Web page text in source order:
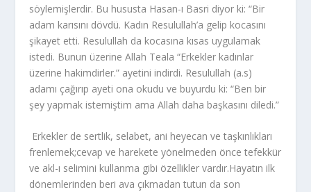
söylemişlerdir. Bu hususta Hasan-ı Basri diyor ki: “Bir
adam karısını dövdü. Kadın Resulullah’a gelip kocasını
şikayet etti. Resulullah da kocasına kısas uygulamak
istedi. Bunun üzerine Allah Teala “Erkekler kadın­lar
üzerine hakimdirler.” ayetini indirdi. Resulullah (a.s)
adamı çağırıp ayeti ona oku­du ve buyurdu ki: “Ben bir
şey yapmak istemiştim ama Allah daha başkasını di­ledi.”
Erkekler de sertlik, selabet, ani heyecan ve taşkınlıkları
frenlemek;cevap ve harekete yönelmeden önce tefekkür
ve akl-ı selimini kullanma gibi özellikler vardır.Hayatın ilk
dönemlerinden beri ava çıkmadan tutun da son